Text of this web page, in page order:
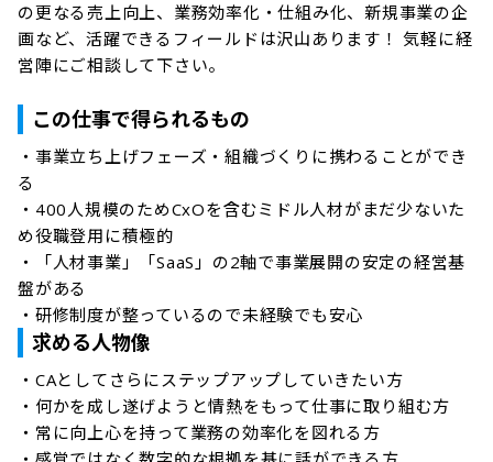
の更なる売上向上、業務効率化・仕組み化、新規事業の企
画など、活躍できるフィールドは沢山あります！ 気軽に経
営陣にご相談して下さい。
この仕事で得られるもの
・事業立ち上げフェーズ・組織づくりに携わることができ
る
・400人規模のためCxOを含むミドル人材がまだ少ないた
め役職登用に積極的
・「人材事業」「SaaS」の2軸で事業展開の安定の経営基
盤がある
・研修制度が整っているので未経験でも安心
求める人物像
・CAとしてさらにステップアップしていきたい方
・何かを成し遂げようと情熱をもって仕事に取り組む方
・常に向上心を持って業務の効率化を図れる方